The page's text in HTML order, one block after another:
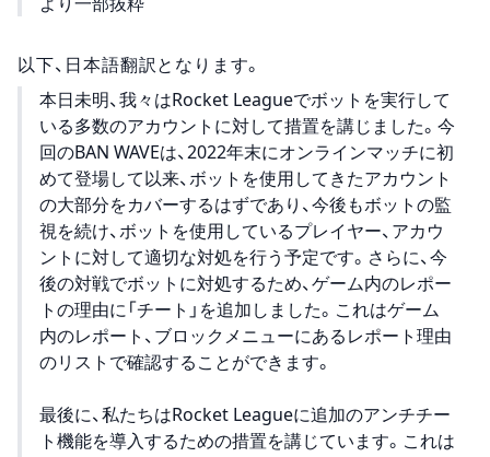
より一部抜粋
以下、日本語翻訳となります。
本日未明、我々はRocket Leagueでボットを実行して
いる多数のアカウントに対して措置を講じました。今
回のBAN WAVEは、2022年末にオンラインマッチに初
めて登場して以来、ボットを使用してきたアカウント
の大部分をカバーするはずであり、今後もボットの監
視を続け、ボットを使用しているプレイヤー、アカウ
ントに対して適切な対処を行う予定です。さらに、今
後の対戦でボットに対処するため、ゲーム内のレポー
トの理由に「チート」を追加しました。これはゲーム
内のレポート、ブロックメニューにあるレポート理由
のリストで確認することができます。
最後に、私たちはRocket Leagueに追加のアンチチー
ト機能を導入するための措置を講じています。これは